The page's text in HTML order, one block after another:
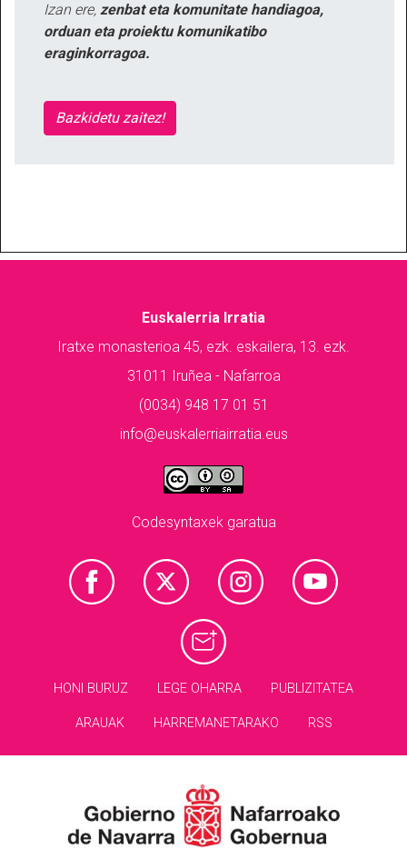
Izan ere, zenbat eta komunitate handiagoa,
orduan eta proiektu komunikatibo
eraginkorragoa.
Bazkidetu zaitez!
Euskalerria Irratia
Iratxe monasterioa 45, ezk. eskailera, 13. ezk.
31011 Iruñea - Nafarroa
(0034) 948 17 01 51
info@euskalerriairratia.eus
Codesyntaxek garatua
HONI BURUZ LEGE OHARRA PUBLIZITATEA
ARAUAK HARREMANETARAKO RSS